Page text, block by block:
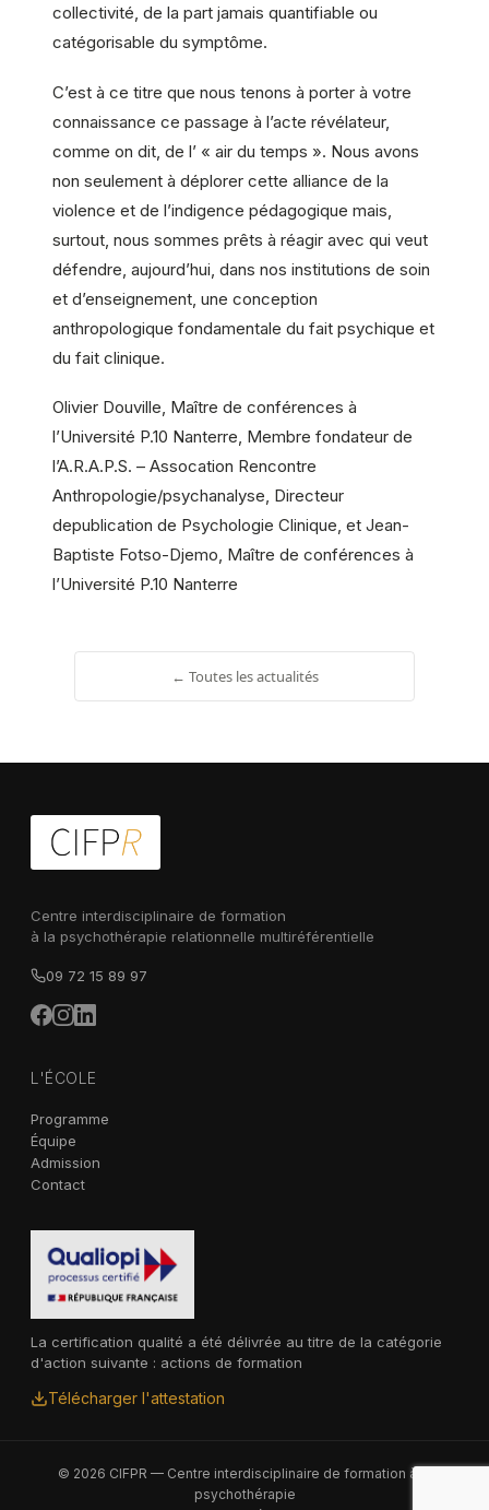
collectivité, de la part jamais quantifiable ou
catégorisable du symptôme.
C’est à ce titre que nous tenons à porter à votre
connaissance ce passage à l’acte révélateur,
comme on dit, de l’ « air du temps ». Nous avons
non seulement à déplorer cette alliance de la
violence et de l’indigence pédagogique mais,
surtout, nous sommes prêts à réagir avec qui veut
défendre, aujourd’hui, dans nos institutions de soin
et d’enseignement, une conception
anthropologique fondamentale du fait psychique et
du fait clinique.
Olivier Douville, Maître de conférences à
l’Université P.10 Nanterre, Membre fondateur de
l’A.R.A.P.S. – Assocation Rencontre
Anthropologie/psychanalyse, Directeur
depublication de Psychologie Clinique, et Jean-
Baptiste Fotso-Djemo, Maître de conférences à
l’Université P.10 Nanterre
← Toutes les actualités
Centre interdisciplinaire de formation
à la psychothérapie relationnelle multiréférentielle
09 72 15 89 97
L'ÉCOLE
Programme
Équipe
Admission
Contact
La certification qualité a été délivrée au titre de la catégorie
d'action suivante : actions de formation
Télécharger l'attestation
© 2026 CIFPR — Centre interdisciplinaire de formation à la
psychothérapie